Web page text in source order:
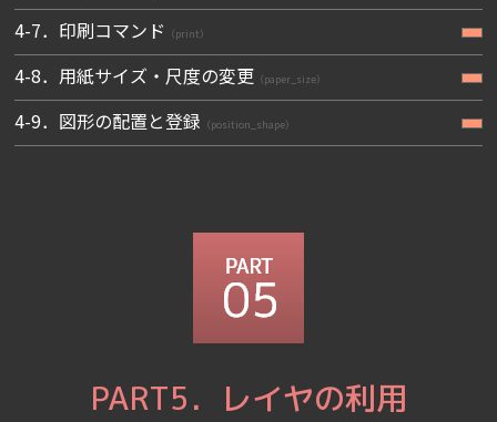
4-7．印刷コマンド （print）
4-8．用紙サイズ・尺度の変更 （paper_size）
4-9．図形の配置と登録 （position_shape）
PART5．レイヤの利用